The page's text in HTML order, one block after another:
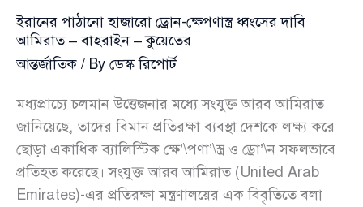
ইরানের পাঠানো হাজারো ড্রোন-ক্ষেপণাস্ত্র ধ্বংসের দাবি
আমিরাত – বাহরাইন – কুয়েতের
আন্তর্জাতিক / By ডেস্ক রিপোর্ট
মধ্যপ্রাচ্যে চলমান উত্তেজনার মধ্যে সংযুক্ত আরব আমিরাত
জানিয়েছে, তাদের বিমান প্রতিরক্ষা ব্যবস্থা দেশকে লক্ষ্য করে
ছোড়া একাধিক ব্যালিস্টিক ক্ষে’\পণা’\স্ত্র ও ড্রো’\ন সফলভাবে
প্রতিহত করেছে। সংযুক্ত আরব আমিরাত (United Arab
Emirates)-এর প্রতিরক্ষা মন্ত্রণালয়ের এক বিবৃতিতে বলা